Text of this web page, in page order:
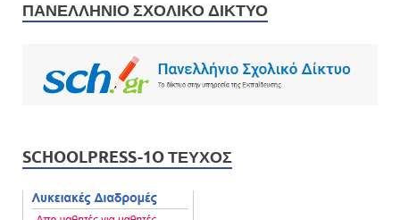
ΠΑΝΕΛΛΉΝΙΟ ΣΧΟΛΙΚΌ ΔΊΚΤΥΟ
SCHOOLPRESS-1O ΤΕΎΧΟΣ